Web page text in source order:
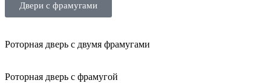
Двери с фрамугами
Роторная дверь с двумя фрамугами
Роторная дверь с фрамугой